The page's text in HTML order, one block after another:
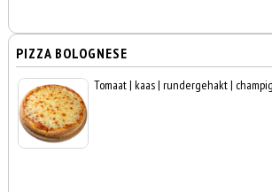
PIZZA BOLOGNESE
Tomaat | kaas | rundergehakt |